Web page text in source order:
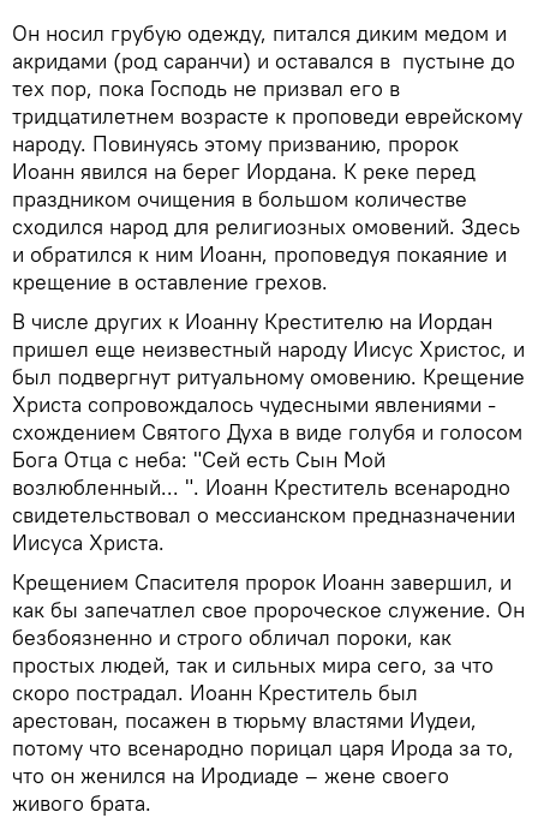
Он носил грубую одежду, питался диким медом и
акридами (род саранчи) и оставался в пустыне до
тех пор, пока Господь не призвал его в
тридцатилетнем возрасте к проповеди еврейскому
народу. Повинуясь этому призванию, пророк
Иоанн явился на берег Иордана. К реке перед
праздником очищения в большом количестве
сходился народ для религиозных омовений. Здесь
и обратился к ним Иоанн, проповедуя покаяние и
крещение в оставление грехов.
В числе других к Иоанну Крестителю на Иордан
пришел еще неизвестный народу Иисус Христос, и
был подвергнут ритуальному омовению. Крещение
Христа сопровождалось чудесными явлениями -
схождением Святого Духа в виде голубя и голосом
Бога Отца с неба: "Сей есть Сын Мой
возлюбленный... ". Иоанн Креститель всенародно
свидетельствовал о мессианском предназначении
Иисуса Христа.
Крещением Спасителя пророк Иоанн завершил, и
как бы запечатлел свое пророческое служение. Он
безбоязненно и строго обличал пороки, как
простых людей, так и сильных мира сего, за что
скоро пострадал. Иоанн Креститель был
арестован, посажен в тюрьму властями Иудеи,
потому что всенародно порицал царя Ирода за то,
что он женился на Иродиаде – жене своего
живого брата.